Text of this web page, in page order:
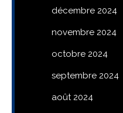
décembre 2024
novembre 2024
octobre 2024
septembre 2024
août 2024